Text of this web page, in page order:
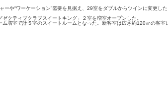
や“ワーケーション”需要を見据え、29室をダブルからツインに変更
クティブクラブスイートキング」２室を増室オープンした。
増室で計５室のスイートルームとなった。新客室は広さ約120㎡の客